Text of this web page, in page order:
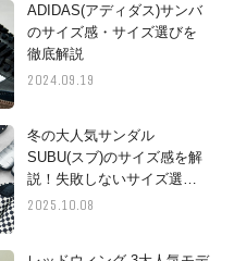
ADIDAS(アディダス)サンバ
のサイズ感・サイズ選びを
徹底解説
2024.09.19
冬の大人気サンダル
SUBU(スブ)のサイズ感を解
説！失敗しないサイズ選び
をご紹介
2025.10.08